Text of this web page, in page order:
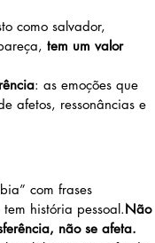
como salvador,
tem um valor
: as emoções que
afetos, ressonâncias e
com frases
história pessoal.Não
não se afeta.